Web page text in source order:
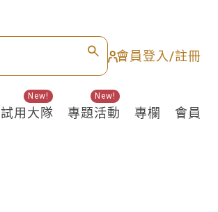
會員登入/註冊
試用大隊
New!
專題活動
New!
專欄 會員